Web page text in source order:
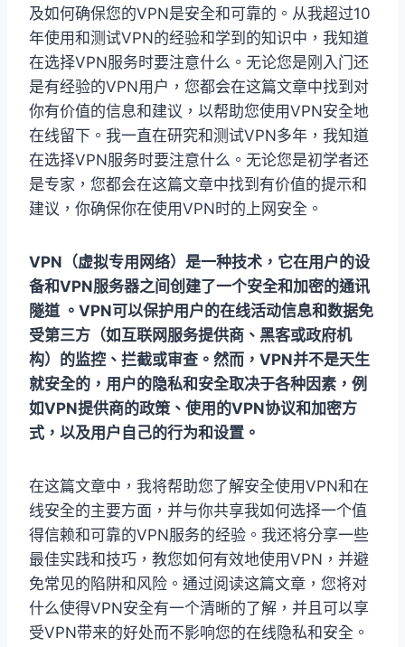
及如何确保您的VPN是安全和可靠的。从我超过10
年使用和测试VPN的经验和学到的知识中，我知道
在选择VPN服务时要注意什么。无论您是刚入门还
是有经验的VPN用户，您都会在这篇文章中找到对
你有价值的信息和建议，以帮助您使用VPN安全地
在线留下。我一直在研究和测试VPN多年，我知道
在选择VPN服务时要注意什么。无论您是初学者还
是专家，您都会在这篇文章中找到有价值的提示和
建议，你确保你在使用VPN时的上网安全。
VPN（虚拟专用网络）是一种技术，它在用户的设
备和VPN服务器之间创建了一个安全和加密的通讯
隧道 。VPN可以保护用户的在线活动信息和数据免
受第三方（如互联网服务提供商、黑客或政府机
构）的监控、拦截或审查。然而，VPN并不是天生
就安全的，用户的隐私和安全取决于各种因素，例
如VPN提供商的政策、使用的VPN协议和加密方
式，以及用户自己的行为和设置。
在这篇文章中，我将帮助您了解安全使用VPN和在
线安全的主要方面，并与你共享我如何选择一个值
得信赖和可靠的VPN服务的经验。我还将分享一些
最佳实践和技巧，教您如何有效地使用VPN，并避
免常见的陷阱和风险。通过阅读这篇文章，您将对
什么使得VPN安全有一个清晰的了解，并且可以享
受VPN带来的好处而不影响您的在线隐私和安全。